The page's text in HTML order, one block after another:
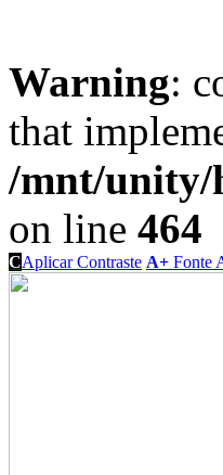
Warning:
that
/mnt/unity/
on line 464
CAplicar Contraste A+ Fonte